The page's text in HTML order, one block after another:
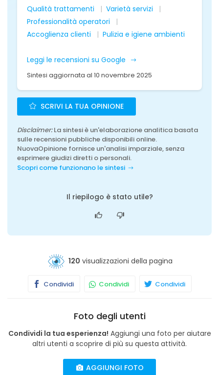
Qualità trattamenti
Varietà servizi
Professionalità operatori
Accoglienza clienti
Pulizia e igiene ambienti
Leggi le recensioni su Google
Sintesi aggiornata al 10 novembre 2025
SCRIVI LA TUA OPINIONE
Disclaimer:La sintesi è un'elaborazione analitica basata
sulle recensioni pubbliche disponibili online.
NuovaOpinione fornisce un'analisi imparziale, senza
esprimere giudizi diretti o personali.
Scopri come funzionano le sintesi
Il riepilogo è stato utile?
120 visualizzazioni della pagina
Condividi Condividi Condividi
Foto degli utenti
Condividi la tua esperienza! Aggiungi una foto per aiutare
altri utenti a scoprire di più su questa attività.
AGGIUNGI FOTO